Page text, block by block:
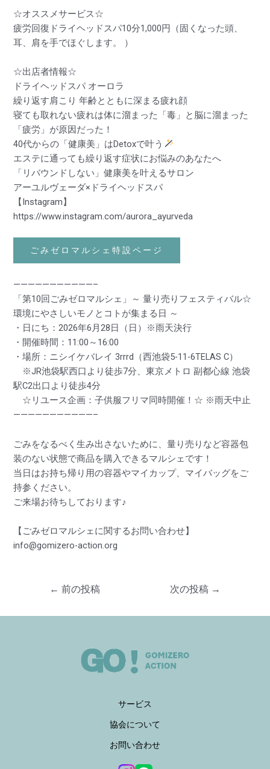
☆オススメサービス☆
疲労回復ドライヘッドスパ10分1,000円（固くなった頭、
耳、肩を手でほぐします。 ）
☆出店者情報☆
ドライヘッドスパ オーロラ
繰り返す肩こり 年齢とともに深まる疲れ顔
寝ても取れない疲れは体に溜まった「毒」と脳に溜まった
「疲労」が原因だった！
40代からの「健康美」はDetoxで叶う
エステに通っても繰り返す症状にお悩みのあなたへ
「リバウンドしない」健康美を叶えるサロン
アーユルヴェーダ×ドライヘッドスパ
【Instagram】
https://www.instagram.com/aurora_ayurveda
ごみゼロマルシェ特設ページ
———————————–
「第10回ごみゼロマルシェ」～ 量り売りフェスティバル☆
環境にやさしいモノとコトが集まる日 ～
・日にち：2026年6月28日（日）※雨天決行
・開催時間：11:00～16:00
・場所：ニシイケバレイ 3rrrd（西池袋5-11-6TELAS C）
※JR池袋駅西口より徒歩7分、東京メトロ 副都心線 池袋
駅C2出口より徒歩4分
☆リユース企画：子供服フリマ同時開催！☆ ※雨天中止
———————————–
ごみをなるべく生み出さないために、量り売りなど容器包
装のない状態で商品を購入できるマルシェです！
当日はお持ち帰り用の容器やマイカップ、マイバッグをご
持参ください。
ご来場お待ちしております♪
【ごみゼロマルシェに関するお問い合わせ】
info@gomizero-action.org
← 前の投稿 次の投稿 →
サービス
協会について
お問い合わせ